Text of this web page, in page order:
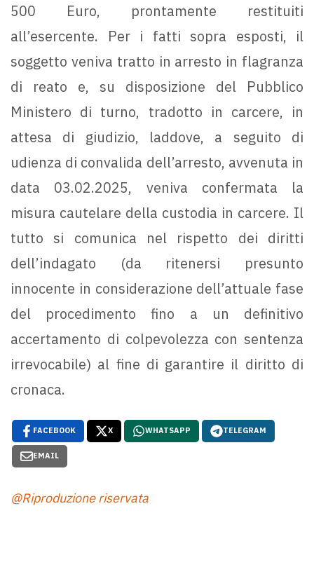
500 Euro, prontamente restituiti
all’esercente. Per i fatti sopra esposti, il
soggetto veniva tratto in arresto in flagranza
di reato e, su disposizione del Pubblico
Ministero di turno, tradotto in carcere, in
attesa di giudizio, laddove, a seguito di
udienza di convalida dell’arresto, avvenuta in
data 03.02.2025, veniva confermata la
misura cautelare della custodia in carcere. Il
tutto si comunica nel rispetto dei diritti
dell’indagato (da ritenersi presunto
innocente in considerazione dell’attuale fase
del procedimento fino a un definitivo
accertamento di colpevolezza con sentenza
irrevocabile) al fine di garantire il diritto di
cronaca.
FACEBOOK X WHATSAPP TELEGRAM
EMAIL
@Riproduzione riservata